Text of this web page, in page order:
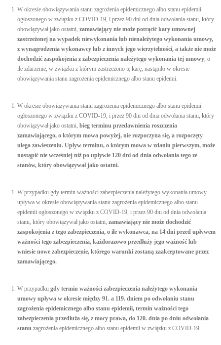
W okresie obowiązywania stanu zagrożenia epidemicznego albo stanu epidemii
ogłoszonego w związku z COVID-19, i przez 90 dni od dnia odwołania stanu, który
obowiązywał jako ostatni, zamawiający nie może potrącić kary umownej
zastrzeżonej na wypadek niewykonania lub nienależytego wykonania umowy,
z wynagrodzenia wykonawcy lub z innych jego wierzytelności, a także nie może
dochodzić zaspokojenia z zabezpieczenia należytego wykonania tej umowy, o
ile zdarzenie, w związku z którym zastrzeżono tę karę, nastąpiło w okresie
obowiązywania stanu zagrożenia epidemicznego albo stanu epidemii.
W okresie obowiązywania stanu zagrożenia epidemicznego albo stanu epidemii
ogłoszonego w związku z COVID-19, i przez 90 dni od dnia odwołania stanu, który
obowiązywał jako ostatni, bieg terminu przedawnienia roszczenia
zamawiającego, o którym mowa powyżej, nie rozpoczyna się, a rozpoczęty
ulega zawieszeniu. Upływ terminu, o którym mowa w zdaniu pierwszym, może
nastąpić nie wcześniej niż po upływie 120 dni od dnia odwołania tego ze
stanów, który obowiązywał jako ostatni.
W przypadku gdy termin ważności zabezpieczenia należytego wykonania umowy
upływa w okresie obowiązywania stanu zagrożenia epidemicznego albo stanu
epidemii ogłoszonego w związku z COVID-19, i przez 90 dni od dnia odwołania
stanu, który obowiązywał jako ostatni, zamawiający nie może dochodzić
zaspokojenia z tego zabezpieczenia, o ile wykonawca, na 14 dni przed upływem
ważności tego zabezpieczenia, każdorazowo przedłuży jego ważność lub
wniesie nowe zabezpieczenie, którego warunki zostaną zaakceptowane przez
zamawiającego.
W przypadku gdy termin ważności zabezpieczenia należytego wykonania
umowy upływa w okresie między 91. a 119. dniem po odwołaniu stanu
zagrożenia epidemicznego albo stanu epidemii, termin ważności tego
zabezpieczenia przedłuża się, z mocy prawa, do 120. dnia po dniu odwołania
stanu zagrożenia epidemicznego albo stanu epidemii w związku z COVID-19.